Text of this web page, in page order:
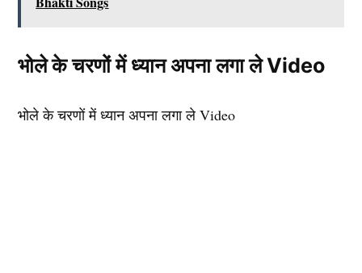
भोले के चरणों में ध्यान अपना लगा ले Video
भोले के चरणों में ध्यान अपना लगा ले Video